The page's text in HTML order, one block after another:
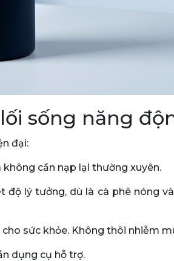
sống năng
đại:
cần nạp lại thường xuyên.
độ lý tưởng, dù là cà phê nóng
sức khỏe. Không thôi nhiễm
dụng cụ hỗ trợ.